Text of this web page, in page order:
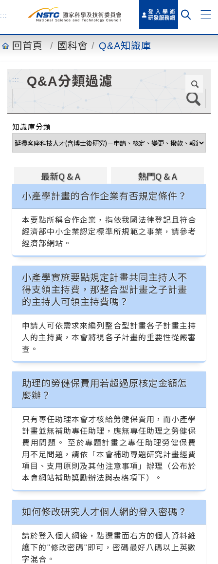
主
容
:::
回首頁 國科會 Q&A知識庫
::: Q&A分類過濾
知識庫分類
最新Q & A 熱門Q & A
小產學計畫的合作企業有否規定條件？
本要點所稱合作企業，指依我國法律登記且符合
經濟部中小企業認定標準所規範之事業，請參考
經濟部網站。
小產學實施要點規定計畫共同主持人不
得支領主持費，那整合型計畫之子計畫
的主持人可領主持費嗎？
申請人可依需求來編列整合型計畫各子計畫主持
人的主持費，本會將視各子計畫的重要性從嚴審
查。
助理的勞健保費用若超過原核定金額怎
麼辦？
只有專任助理本會才核給勞健保費用，而小產學
計畫並無補助專任助理，應無專任助理之勞健保
費用問題。 至於專題計畫之專任助理勞健保費
用不足問題，請依「本會補助專題研究計畫經費
項目、支用原則及其他注意事項」辦理（公布於
本會網站補助獎勵辦法與表格項下）。
如何修改研究人才個人網的登入密碼？
請於登入個人網後，點選畫面右方的個人資料維
護下的"修改密碼"即可，密碼最好八碼以上英數
字混合。